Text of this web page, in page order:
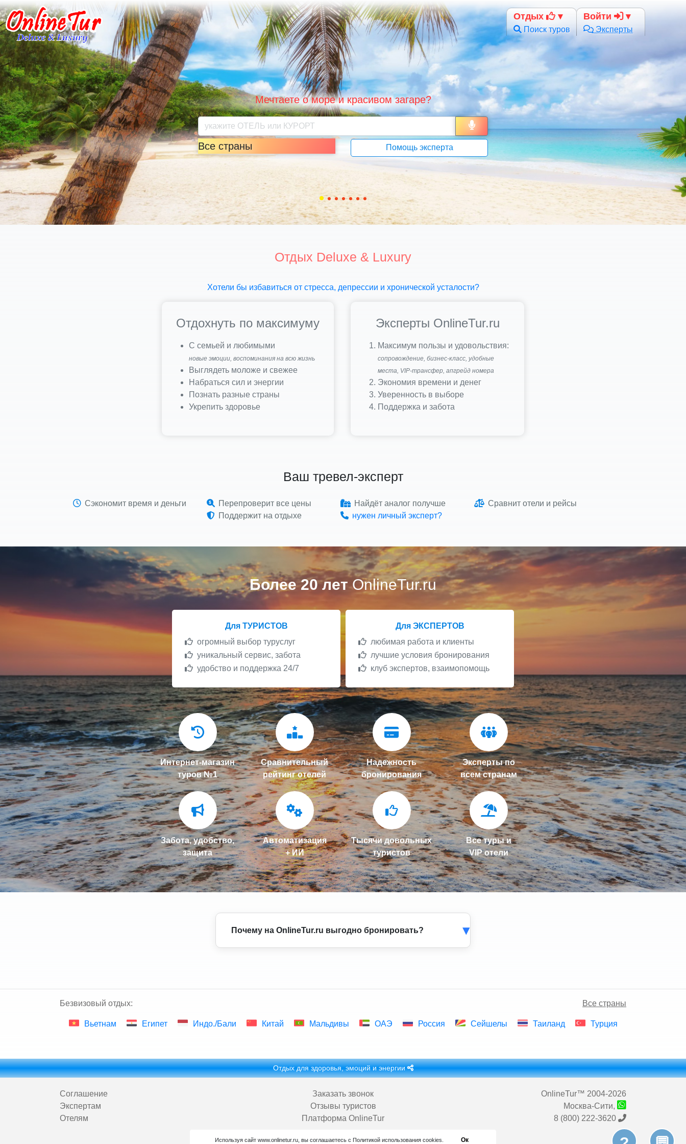
Отдых
Поиск туров
Войти
Эксперты
Все страны Помощь эксперта
Мечтаете о море и красивом загаре?
Отдых Deluxe & Luxury
Хотели бы избавиться от стресса, депрессии и хронической усталости?
Отдохнуть по максимуму
С семьей и любимыми
новые эмоции, воспоминания на всю жизнь
Выглядеть моложе и свежее
Набраться сил и энергии
Познать разные страны
Укрепить здоровье
Эксперты OnlineTur.ru
Максимум пользы и удовольствия:
сопровождение, бизнес-класс, удобные
места, VIP-трансфер, апгрейд номера
Экономия времени и денег
Уверенность в выборе
Поддержка и забота
Ваш тревел-эксперт
Сэкономит время и деньги Перепроверит все цены Найдёт аналог получше
Сравнит отели и рейсы
Поддержит на отдыхе
нужен личный эксперт?
Более 20 летOnlineTur.ru
Для ТУРИСТОВ
огромный выбор туруслуг
уникальный сервис, забота
удобство и поддержка 24/7
Для ЭКСПЕРТОВ
любимая работа и клиенты
лучшие условия бронирования
клуб экспертов, взаимопомощь
Интернет-магазин
туров №1
Сравнительный
рейтинг отелей
Надежность
бронирования
Эксперты по
всем странам
Забота, удобство,
защита
Автоматизация
+ ИИ
Тысячи довольных
туристов
Все туры и
VIP отели
Почему на OnlineTur.ru выгодно бронировать?
позволяет нам не тратиться на рекламу, а сэкономленные
наши туристы всегда получают лучшие условия и особые
привилегии.
Безвизовый отдых: Все страны
Вьетнам Египет Индо./Бали Китай Мальдивы ОАЭ Россия Сейшелы Таиланд Турция
Отдых для здоровья, эмоций и энергии
Соглашение
Экспертам
Отелям
Заказать звонок
Отзывы туристов
Платформа OnlineTur
OnlineTur™ 2004-2026
Москва-Сити,
8 (800) 222-3620
Используя сайт www.onlinetur.ru, вы соглашаетесь с Политикой использования cookies. Ок